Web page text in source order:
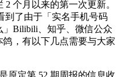
个月以来的第一次更新。
到了由于「实名手机号码
」Bilibili、知乎、微信公众
，有以下几点需要与大家
原定第 52 期周报的信息收